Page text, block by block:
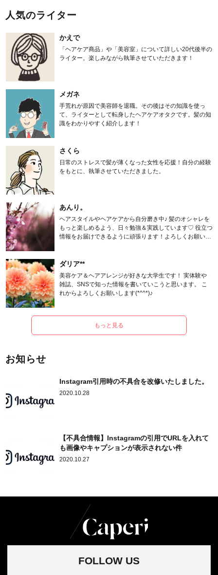
人気のライター
かえで
「ヘアケア商品」や「美容室」について詳しい20代後半の
ライター。楽しみながら執筆させていただきます！
メガネ
手荒れが原因で美容師を退職。その後はその知識を使っ
て、ライターとして転身したヘアケアオタクです。髪の知
識をわかりやすく紹介します！
さくら
日常のストレスで髪が薄くなった女性を応援！自分の経験
をもとに、執筆させていただきました。
あんり。
ヘアスタイルやヘアケアから自分磨き中♪ 髪のオシャレを
もっと楽しめるよう、日々勉強＆実践しています♡ 役立つ
情報をお届けできるように頑張ります！よろしくお願いし
ダリア**
美容ケア＆ヘアアレンジが好きな大学生です！ 実体験や
雑誌、SNSで知った情報を書いていこうと思います。 こ
れからよろしくお願いします(*^^*)♪
もっと見る
お知らせ
Instagram引用時の不具合を改修いたしました。
2020.10.28
【不具合情報】Instagramの引用でURLを入れて
も画像やキャプションが表示されない件
2020.10.27
FOLLOW US